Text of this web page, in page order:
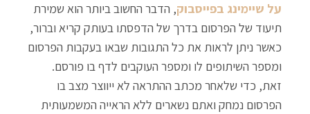
על שיימינג בפייסבוק, הדבר החשוב ביותר הוא שמירת
תיעוד של הפרסום בדרך של הדפסתו בעותק קריא וברור,
כאשר ניתן לראות את כל התגובות שבאו בעקבות הפרסום
ומספר השיתופים לו ומספר העוקבים לדף בו פורסם.
זאת, כדי שלאחר מכתב ההתראה לא ייווצר מצב בו
הפרסום נמחק ואתם נשארים ללא הראייה המשמעותית